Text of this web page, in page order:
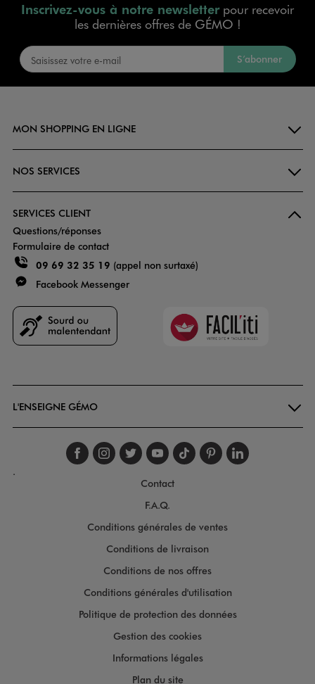
Inscrivez-vous à notre newsletterpour recevoir
les dernières offres de GÉMO !
S’abonner
MON SHOPPING EN LIGNE
NOS SERVICES
SERVICES CLIENT
Questions/réponses
Formulaire de contact
09 69 32 35 19 (appel non surtaxé)
Facebook Messenger
Faciliti
L'ENSEIGNE GÉMO
Suivez-nous sur
Suivez-nous sur
Suivez-nous sur
Suivez-nous
Suivez-nous
Suivez-
.
Contact
F.A.Q.
Conditions générales de ventes
Conditions de livraison
Conditions de nos offres
Conditions générales d'utilisation
Politique de protection des données
Gestion des cookies
Informations légales
Plan du site